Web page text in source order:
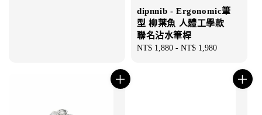
dipnnib - Ergonomic筆
型 柳葉魚 人體工學款
聯名沾水筆桿
Regular
NT$ 1,880 - NT$ 1,980